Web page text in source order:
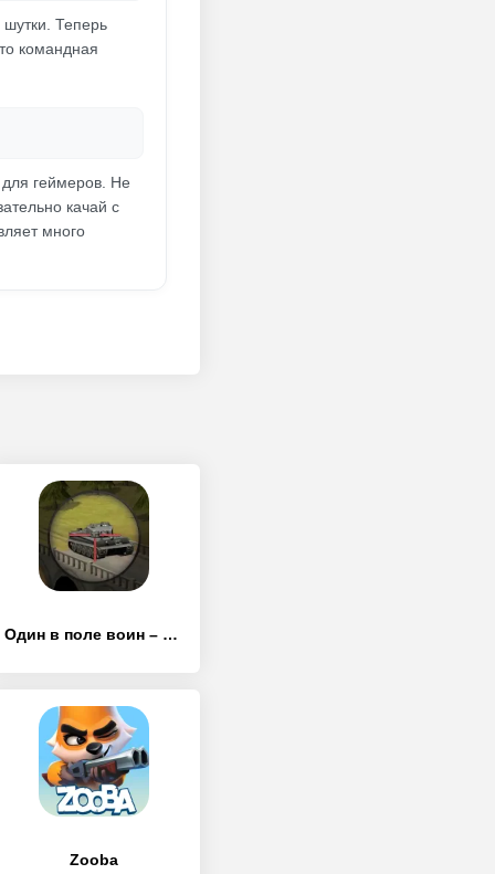
Теперь
командная
геймеров. Не
качай с
много
Один в поле воин – Артиллерист арена снайпер
Zooba